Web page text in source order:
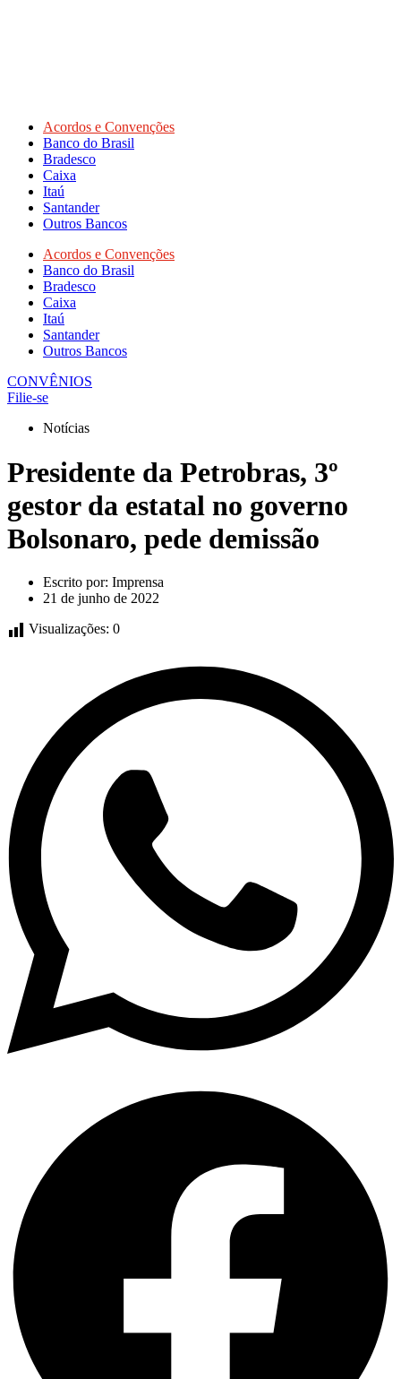
Acordos e Convenções
Banco do Brasil
Bradesco
Caixa
Itaú
Santander
Outros Bancos
Acordos e Convenções
Banco do Brasil
Bradesco
Caixa
Itaú
Santander
Outros Bancos
CONVÊNIOS
Filie-se
Notícias
Presidente da Petrobras, 3º
gestor da estatal no governo
Bolsonaro, pede demissão
Escrito por: Imprensa
21 de junho de 2022
Visualizações: 0